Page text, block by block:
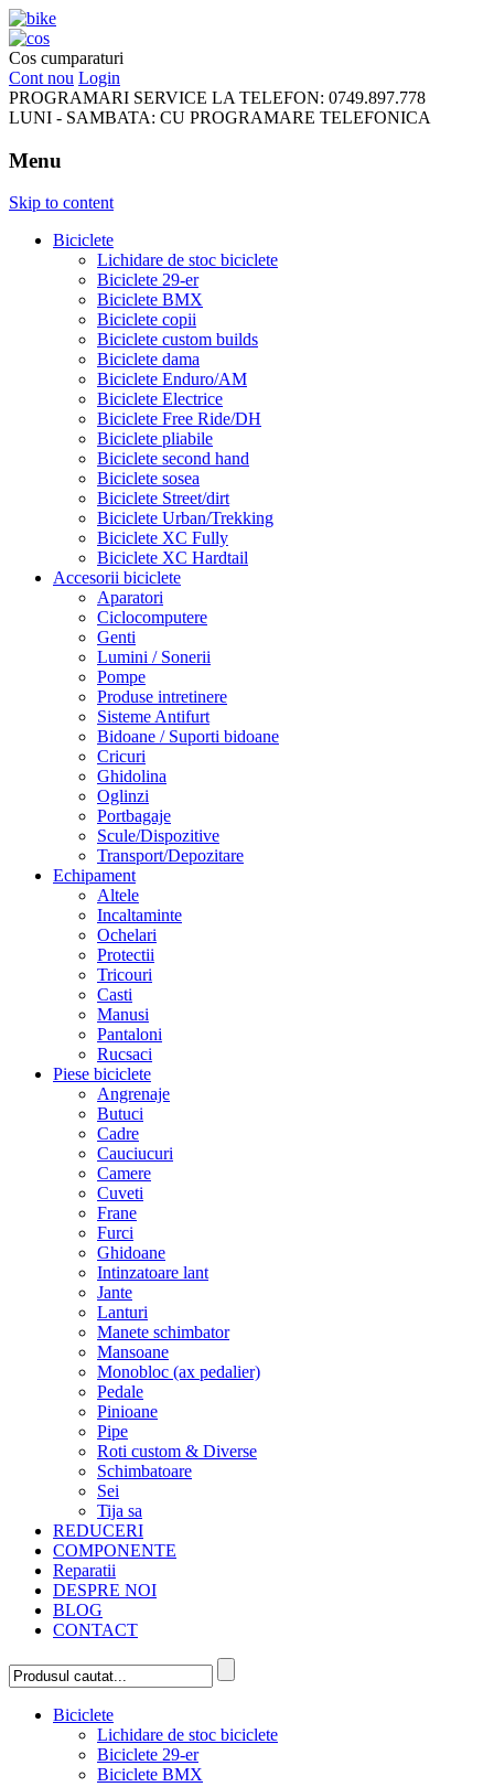
FreeRideBikes
Cos cumparaturi
Cont nou Login
PROGRAMARI SERVICE LA TELEFON: 0749.897.778
LUNI - SAMBATA: CU PROGRAMARE TELEFONICA
Menu
Skip to content
Biciclete
Lichidare de stoc biciclete
Biciclete 29-er
Biciclete BMX
Biciclete copii
Biciclete custom builds
Biciclete dama
Biciclete Enduro/AM
Biciclete Electrice
Biciclete Free Ride/DH
Biciclete pliabile
Biciclete second hand
Biciclete sosea
Biciclete Street/dirt
Biciclete Urban/Trekking
Biciclete XC Fully
Biciclete XC Hardtail
Accesorii biciclete
Aparatori
Ciclocomputere
Genti
Lumini / Sonerii
Pompe
Produse intretinere
Sisteme Antifurt
Bidoane / Suporti bidoane
Cricuri
Ghidolina
Oglinzi
Portbagaje
Scule/Dispozitive
Transport/Depozitare
Echipament
Altele
Incaltaminte
Ochelari
Protectii
Tricouri
Casti
Manusi
Pantaloni
Rucsaci
Piese biciclete
Angrenaje
Butuci
Cadre
Cauciucuri
Camere
Cuveti
Frane
Furci
Ghidoane
Intinzatoare lant
Jante
Lanturi
Manete schimbator
Mansoane
Monobloc (ax pedalier)
Pedale
Pinioane
Pipe
Roti custom & Diverse
Schimbatoare
Sei
Tija sa
REDUCERI
COMPONENTE
Reparatii
DESPRE NOI
BLOG
CONTACT
Biciclete
Lichidare de stoc biciclete
Biciclete 29-er
Biciclete BMX